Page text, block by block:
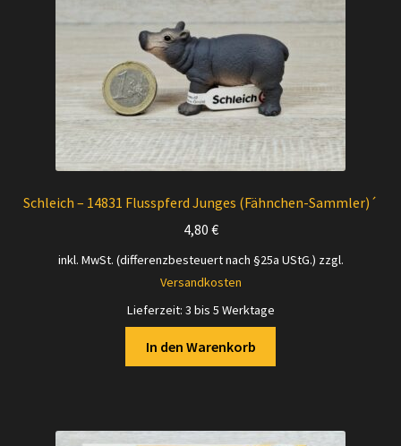
Schleich – 14831 Flusspferd Junges (Fähnchen-Sammler)´
4,80 €
inkl. MwSt. (differenzbesteuert nach §25a UStG.) zzgl.
Versandkosten
Lieferzeit: 3 bis 5 Werktage
In den Warenkorb